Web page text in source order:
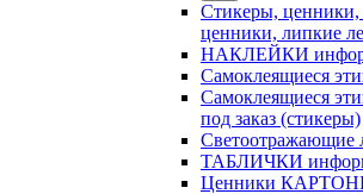
Стикеры,
ценники, липкие
НАКЛЕЙКИ
Самоклеящиеся
Самоклеящиеся
под заказ (стикеры)
Светоотражающие
ТАБЛИЧКИ
Ценники